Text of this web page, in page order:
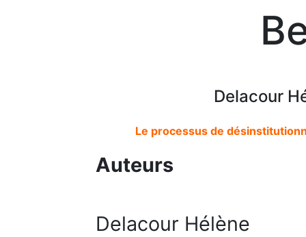
Delacour
Le processus de
Auteurs
Delacour Hélène